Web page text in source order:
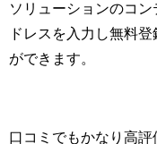
ソリューションのコ
ドレスを入力し無料
ができます。
口コミでもかなり高